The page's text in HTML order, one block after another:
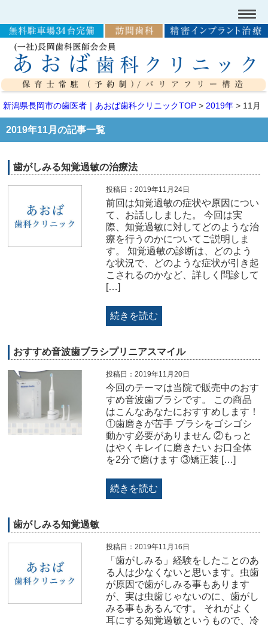
新潟県長岡市の歯医者｜あおば歯科クリニックTOP > 2019年 > 11月
2019年11月の記事一覧
歯がしみる知覚過敏の治療法
投稿日：2019年11月24日
前回は知覚過敏の症状や原因につい
て、お話ししました。 今回は実
際、知覚過敏に対してどのような治
療を行うのかについてご説明しま
す。 知覚過敏の診断は、どのよう
な状況で、どのような症状が引き起
こされるのかなど、詳しく問診して
[…]
続きを読む
おすすめ音波歯ブラシプリニアスマイル
投稿日：2019年11月20日
今回のテーマは当院で販売中のおす
すめ音波歯ブラシです。 この商品
はこんなあなたにおすすめします！
①歯磨きが苦手 ブラシをゴシゴシ
動かす必要がありません ②もっと
はやくキレイに磨きたい お口全体
を2分で磨けます ③矯正装 […]
続きを読む
歯がしみる知覚過敏
投稿日：2019年11月16日
「歯がしみる」経験をしたことのあ
る人は少なくないと思います。虫歯
が原因で歯がしみる事もあります
が、実は虫歯じゃないのに、歯がし
みる事もあるんです。 それがよく
耳にする知覚過敏というもので、冷